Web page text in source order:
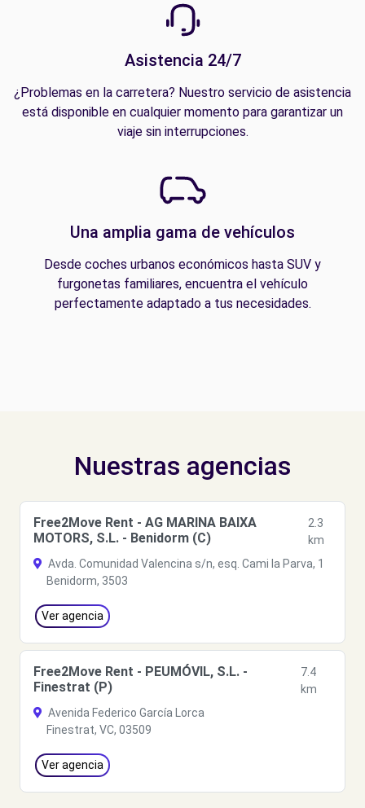
Asistencia 24/7
¿Problemas en la carretera? Nuestro servicio de asistencia
está disponible en cualquier momento para garantizar un
viaje sin interrupciones.
Una amplia gama de vehículos
Desde coches urbanos económicos hasta SUV y
furgonetas familiares, encuentra el vehículo
perfectamente adaptado a tus necesidades.
Nuestras agencias
Free2Move Rent - AG MARINA BAIXA
MOTORS, S.L. - Benidorm (C)
2.3
km
Avda. Comunidad Valencina s/n, esq. Cami la Parva, 1
Benidorm, 3503
Ver agencia
Free2Move Rent - PEUMÓVIL, S.L. -
Finestrat (P)
7.4
km
Avenida Federico García Lorca
Finestrat, VC, 03509
Ver agencia